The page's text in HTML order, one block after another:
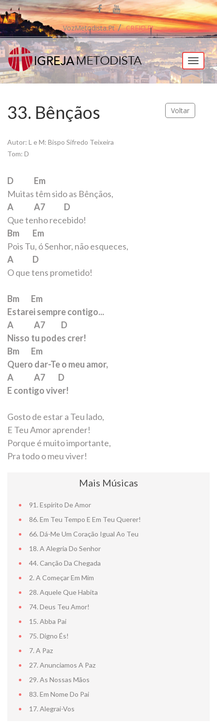
VozMetodista.pt CREIO.pt
Menu
33. Bênçãos Voltar
Autor: L e M: Bispo Sifredo Teixeira
Tom: D
D Em
Muitas têm sido as Bênçãos,
A A7 D
Que tenho recebido!
Bm Em
Pois Tu, ó Senhor, não esqueces,
A D
O que tens prometido!
Bm Em
Estarei sempre contigo...
A A7 D
Nisso tu podes crer!
Bm Em
Quero dar-Te o meu amor,
A A7 D
E contigo viver!
Gosto de estar a Teu lado,
E Teu Amor aprender!
Porque é muito importante,
Pra todo o meu viver!
Mais Músicas
91. Espírito De Amor
86. Em Teu Tempo E Em Teu Querer!
66. Dá-Me Um Coração Igual Ao Teu
18. A Alegria Do Senhor
44. Canção Da Chegada
2. A Começar Em Mim
28. Aquele Que Habita
74. Deus Teu Amor!
15. Abba Pai
75. Digno És!
7. A Paz
27. Anunciamos A Paz
29. As Nossas Mãos
83. Em Nome Do Pai
17. Alegrai-Vos